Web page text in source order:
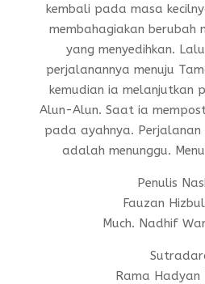
kembali pada masa
membahagiakan berubah
yang menyedihkan.
perjalanannya menuju
kemudian ia melanjutkan
Alun-Alun. Saat ia
pada ayahnya. Perjalanan
adalah menunggu.
Penulis
Fauzan
Much. Nadhif
Rama Hadyan